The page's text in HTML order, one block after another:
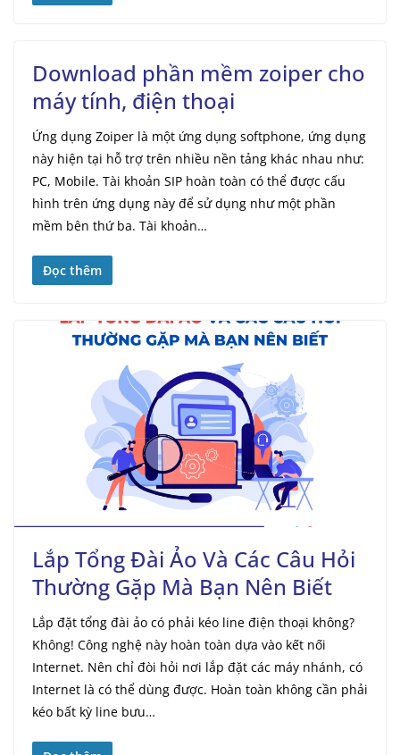
Download phần mềm zoiper cho
máy tính, điện thoại
Ứng dụng Zoiper là một ứng dụng softphone, ứng dụng
này hiện tại hỗ trợ trên nhiều nền tảng khác nhau như:
PC, Mobile. Tài khoản SIP hoàn toàn có thể được cấu
hình trên ứng dụng này để sử dụng như một phần
mềm bên thứ ba. Tài khoản…
Đọc thêm
Lắp Tổng Đài Ảo Và Các Câu Hỏi
Thường Gặp Mà Bạn Nên Biết
Lắp đặt tổng đài ảo có phải kéo line điện thoại không?
Không! Công nghệ này hoàn toàn dựa vào kết nối
Internet. Nên chỉ đòi hỏi nơi lắp đặt các máy nhánh, có
Internet là có thể dùng được. Hoàn toàn không cần phải
kéo bất kỳ line bưu…